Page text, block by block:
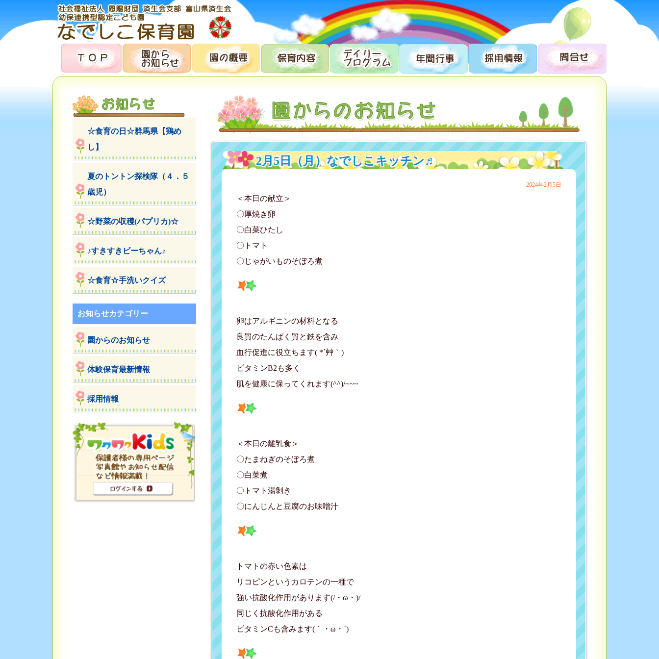
2月5日（月）なでしこキッチン♬
2024年2月5日
＜本日の献立＞
〇厚焼き卵
〇白菜ひたし
〇トマト
〇じゃがいものそぼろ煮
卵はアルギニンの材料となる
良質のたんぱく質と鉄を含み
血行促進に役立ちます( *´艸｀)
ビタミンB2も多く
肌を健康に保ってくれます(^^)/~~~
＜本日の離乳食＞
〇たまねぎのそぼろ煮
〇白菜煮
〇トマト湯剝き
〇にんじんと豆腐のお味噌汁
トマトの赤い色素は
リコピンというカロテンの一種で
強い抗酸化作用があります(/・ω・)/
同じく抗酸化作用がある
ビタミンCも含みます(｀・ω・´)ゞ
☆食育の日☆群馬県【鶏め
し】
夏のトントン探検隊（４．５
歳児）
☆野菜の収穫(パプリカ)☆
♪すきすきビーちゃん♪
☆食育☆手洗いクイズ
お知らせカテゴリー
園からのお知らせ
体験保育最新情報
採用情報